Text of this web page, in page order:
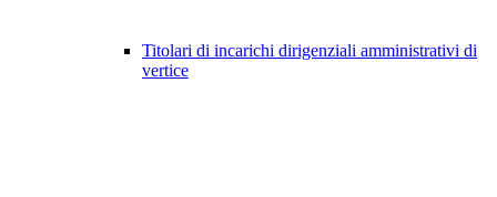
Titolari di incarichi dirigenziali amministrativi di
vertice